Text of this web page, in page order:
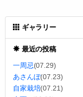
ギャラリー
最近の投稿
一周忌(07.29)
あさんぽ(07.23)
自家栽培(07.21)